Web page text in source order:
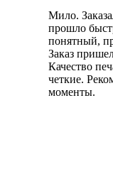
Мило.
прошло
понятный,
Заказ
Качество
четкие.
моменты.